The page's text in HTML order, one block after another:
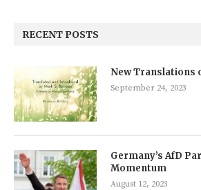
RECENT POSTS
New Translations
September 24, 2023
Germany’s AfD
Momentum
August 12, 2023